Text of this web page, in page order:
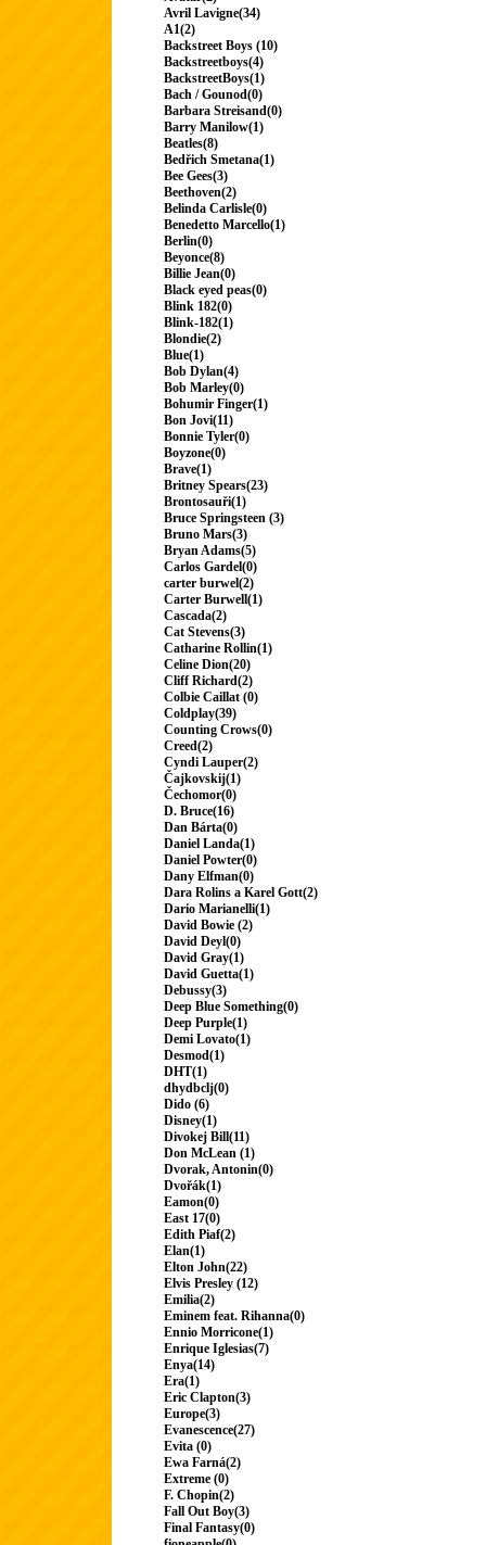
Avril Lavigne(34)
A1(2)
Backstreet Boys (10)
Backstreetboys(4)
BackstreetBoys(1)
Bach / Gounod(0)
Barbara Streisand(0)
Barry Manilow(1)
Beatles(8)
Bedřich Smetana(1)
Bee Gees(3)
Beethoven(2)
Belinda Carlisle(0)
Benedetto Marcello(1)
Berlin(0)
Beyonce(8)
Billie Jean(0)
Black eyed peas(0)
Blink 182(0)
Blink-182(1)
Blondie(2)
Blue(1)
Bob Dylan(4)
Bob Marley(0)
Bohumir Finger(1)
Bon Jovi(11)
Bonnie Tyler(0)
Boyzone(0)
Brave(1)
Britney Spears(23)
Brontosauři(1)
Bruce Springsteen (3)
Bruno Mars(3)
Bryan Adams(5)
Carlos Gardel(0)
carter burwel(2)
Carter Burwell(1)
Cascada(2)
Cat Stevens(3)
Catharine Rollin(1)
Celine Dion(20)
Cliff Richard(2)
Colbie Caillat (0)
Coldplay(39)
Counting Crows(0)
Creed(2)
Cyndi Lauper(2)
Čajkovskij(1)
Čechomor(0)
D. Bruce(16)
Dan Bárta(0)
Daniel Landa(1)
Daniel Powter(0)
Dany Elfman(0)
Dara Rolins a Karel Gott(2)
Dario Marianelli(1)
David Bowie (2)
David Deyl(0)
David Gray(1)
David Guetta(1)
Debussy(3)
Deep Blue Something(0)
Deep Purple(1)
Demi Lovato(1)
Desmod(1)
DHT(1)
dhydbclj(0)
Dido (6)
Disney(1)
Divokej Bill(11)
Don McLean (1)
Dvorak, Antonin(0)
Dvořák(1)
Eamon(0)
East 17(0)
Edith Piaf(2)
Elan(1)
Elton John(22)
Elvis Presley (12)
Emilia(2)
Eminem feat. Rihanna(0)
Ennio Morricone(1)
Enrique Iglesias(7)
Enya(14)
Era(1)
Eric Clapton(3)
Europe(3)
Evanescence(27)
Evita (0)
Ewa Farná(2)
Extreme (0)
F. Chopin(2)
Fall Out Boy(3)
Final Fantasy(0)